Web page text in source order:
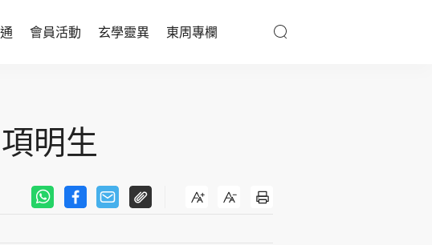
會員活動 玄學靈異 東周專欄
親子天地
與寵同行
明生